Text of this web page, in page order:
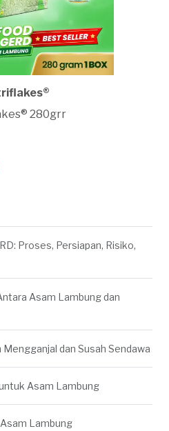
280grr
Proses, Persiapan, Risiko,
Asam Lambung dan
dan Susah Sendawa
Asam Lambung
Lambung